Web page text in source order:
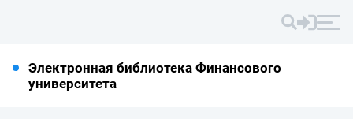
Электронная библиотека Финансового
университета